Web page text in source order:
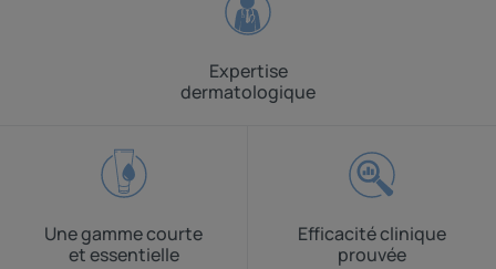
Expertise
dermatologique
Une gamme courte
et essentielle
Efficacité clinique
prouvée